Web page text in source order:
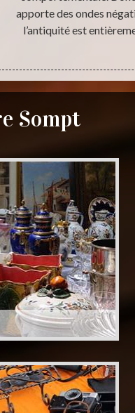
apporte des ondes
l’antiquité est
Sompt